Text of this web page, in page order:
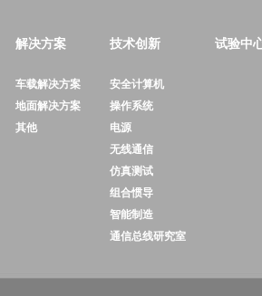
解决方案
车载解决方案
地面解决方案
其他
技术创新
安全计算机
操作系统
电源
无线通信
仿真测试
组合惯导
智能制造
通信总线研究室
试验中